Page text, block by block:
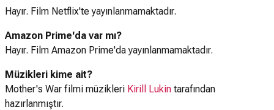
Hayır. Film Netflix'te yayınlanmamaktadır.
Amazon Prime'da var mı?
Hayır. Film Amazon Prime'da yayınlanmamaktadır.
Müzikleri kime ait?
Mother's War filmi müzikleri Kirill Lukin tarafından
hazırlanmıştır.